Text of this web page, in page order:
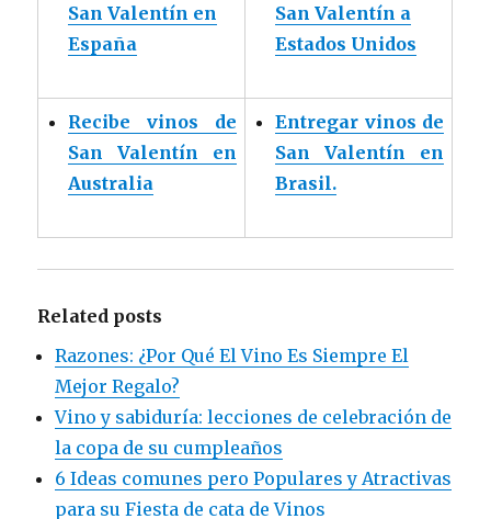
San Valentín en
España
San Valentín a
Estados Unidos
Recibe vinos de
San Valentín en
Australia
Entregar vinos de
San Valentín en
Brasil.
Related posts
Razones: ¿Por Qué El Vino Es Siempre El
Mejor Regalo?
Vino y sabiduría: lecciones de celebración de
la copa de su cumpleaños
6 Ideas comunes pero Populares y Atractivas
para su Fiesta de cata de Vinos